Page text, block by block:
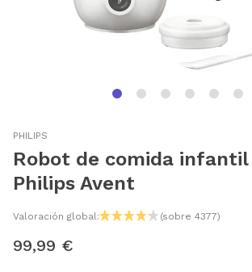
PHILIPS
Robot de comida infantil
Philips Avent
Valoración global: (sobre 4377)
99,99 €